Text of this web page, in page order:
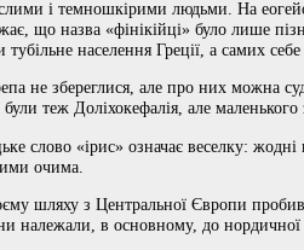
і темношкірими людьми. На
що назва «фінікійці» було лише
населення Греції, а самих
не збереглися, але про них можна
теж Доліхокефалія, але маленького
слово «ірис» означає веселку:
очима.
шляху з Центральної Європи
належали, в основному, до